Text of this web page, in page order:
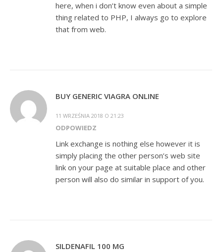
here, when i don’t know even about a simple
thing related to PHP, I always go to explore
that from web.
BUY GENERIC VIAGRA ONLINE
11 WRZEŚNIA 2018 O 21:23
ODPOWIEDZ
Link exchange is nothing else however it is
simply placing the other person’s web site
link on your page at suitable place and other
person will also do similar in support of you.
SILDENAFIL 100 MG